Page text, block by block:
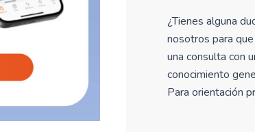
¿Tienes alguna
nosotros para
una consulta con
conocimiento
Para orientación